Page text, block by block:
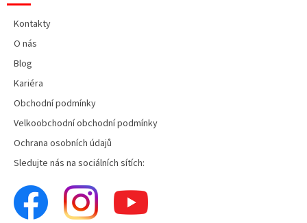
Kontakty
O nás
Blog
Kariéra
Obchodní podmínky
Velkoobchodní obchodní podmínky
Ochrana osobních údajů
Sledujte nás na sociálních sítích: